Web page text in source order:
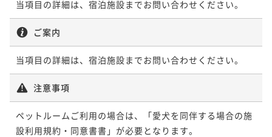
当項目の詳細は、宿泊施設までお問い合わせください。
ご案内
当項目の詳細は、宿泊施設までお問い合わせください。
注意事項
ペットルームご利用の場合は、「愛犬を同伴する場合の施
設利用規約・同意書書」が必要となります。